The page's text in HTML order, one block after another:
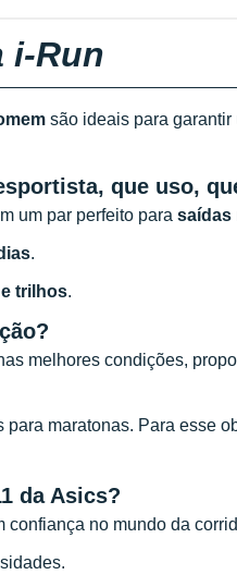
i-Run
são ideais para garantir
que uso,
um par perfeito para saídas
.
trilhos.
melhores condições,
maratonas. Para esse
da Asics?
confiança no mundo da